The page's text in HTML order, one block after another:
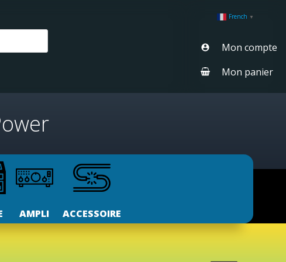
French ▼
Mon compte
Mon panier
AMPLI ACCESSOIRE